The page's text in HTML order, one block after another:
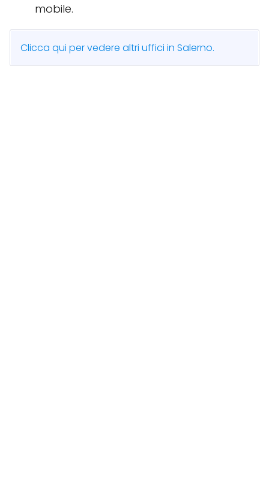
mobile.
Clicca qui per vedere altri uffici in Salerno.